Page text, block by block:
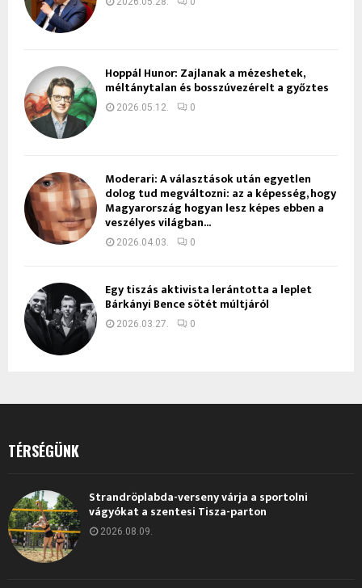
Hoppál Hunor: Zajlanak a mézeshetek,
méltánytalan és bosszúvezérelt a győztes
2026.05.12. 0
Moderari: A választások után egyetlen
dolog tud megváltozni: az a képesség, hogy
Magyarország hogyan lesz képes ebben a
veszélyes világban...
2026.04.03. 0
Egy tiszás aktivista lerántotta a leplet
Bárkányi Bence sötét múltjáról
2026.03.27. 0
TÉRSÉGÜNK
Strandröplabda-verseny várja a sportolni
vágyókat a szentesi Tisza-parton
2026.08.09.